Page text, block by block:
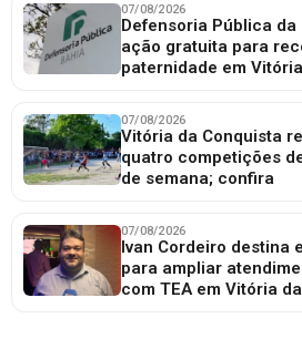
07/08/2026
Defensoria Pública
ação gratuita para
paternidade em
07/08/2026
Vitória da Conquista
quatro competições
de semana; confira
07/08/2026
Ivan Cordeiro destina
para ampliar
com TEA em Vitória